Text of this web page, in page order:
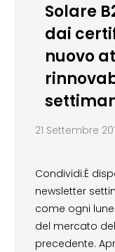
Solare
dai
nuovo
21 Settembre
Condividi:È
newsletter
come ogni
del mercato
precedente.